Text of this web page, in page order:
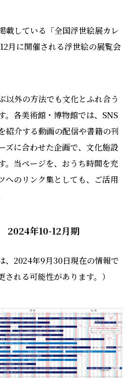
載している「全国浮世絵展カレ
月に開催される浮世絵の展覧会
以外の方法でも文化とふれ合う
。各美術館・博物館では、SNS
紹介する動画の配信や書籍の刊
ズに合わせた企画で、文化施設
。当ページを、おうち時間を充
へのリンク集としても、ご活用
2024年10-12月期
、2024年9月30日現在の情報で
れる可能性があります。）